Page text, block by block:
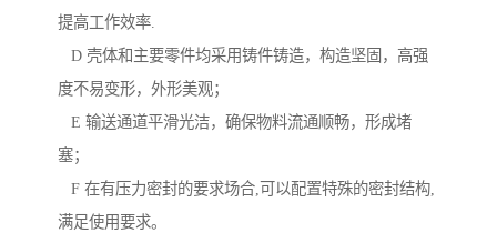
提高工作效率.
D 壳体和主要零件均采用铸件铸造，构造坚固，高强
度不易变形，外形美观；
E 输送通道平滑光洁，确保物料流通顺畅，形成堵
塞；
F 在有压力密封的要求场合,可以配置特殊的密封结构,
满足使用要求。